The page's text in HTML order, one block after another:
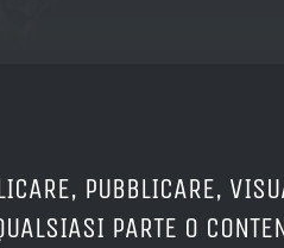
PUBBLICARE,
PARTE O